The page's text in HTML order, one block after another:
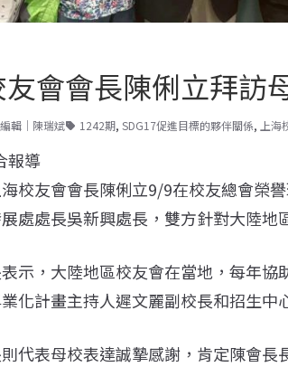
會會長陳俐立拜訪
編輯｜陳瑞斌 1242期, SDG17促進目標的夥伴關係, 上海
報導
校友會會長陳俐立9/9在校友總會榮
處處長吳新興處長，雙方針對大陸地
示，大陸地區校友會在當地，每年
化計畫主持人遲文麗副校長和招生中
代表母校表達誠摯感謝，肯定陳會